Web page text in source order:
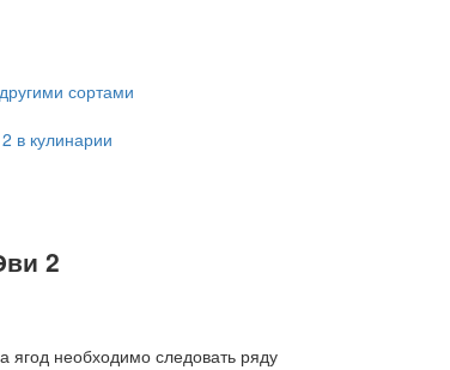
сортами
в кулинарии
2
ягод необходимо следовать ряду